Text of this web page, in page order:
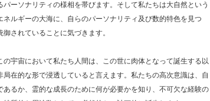
パーソナリティの様相を帯びます。そして私たちは大自然という
ネルギーの大海に、自らのパーソナリティ及び数的特色を見つ
されていることに気づきます。
の宇宙において私たち人間は、この世に肉体となって誕生する以
局在的な形で浸透していると言えます。私たちの高次意識は、自
あるか、霊的な成長のために何が必要かを知り、不可欠な経験の